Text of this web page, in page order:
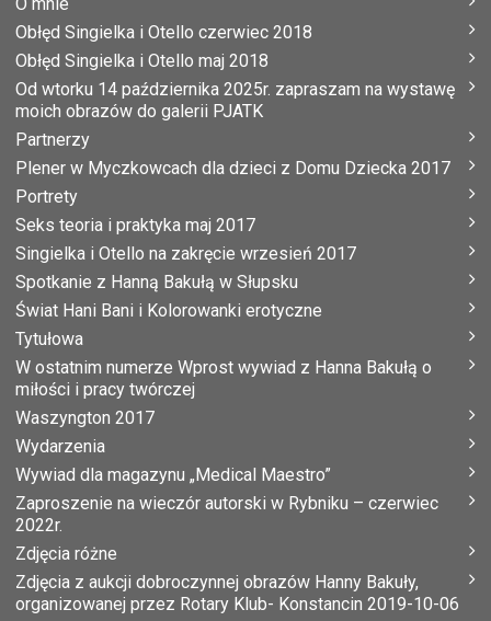
Obłęd Singielka i Otello czerwiec 2018
Obłęd Singielka i Otello maj 2018
Od wtorku 14 października 2025r. zapraszam na wystawę
moich obrazów do galerii PJATK
Partnerzy
Plener w Myczkowcach dla dzieci z Domu Dziecka 2017
Portrety
Seks teoria i praktyka maj 2017
Singielka i Otello na zakręcie wrzesień 2017
Spotkanie z Hanną Bakułą w Słupsku
Świat Hani Bani i Kolorowanki erotyczne
Tytułowa
W ostatnim numerze Wprost wywiad z Hanna Bakułą o
miłości i pracy twórczej
Waszyngton 2017
Wydarzenia
Wywiad dla magazynu „Medical Maestro”
Zaproszenie na wieczór autorski w Rybniku – czerwiec
2022r.
Zdjęcia różne
Zdjęcia z aukcji dobroczynnej obrazów Hanny Bakuły,
organizowanej przez Rotary Klub- Konstancin 2019-10-06